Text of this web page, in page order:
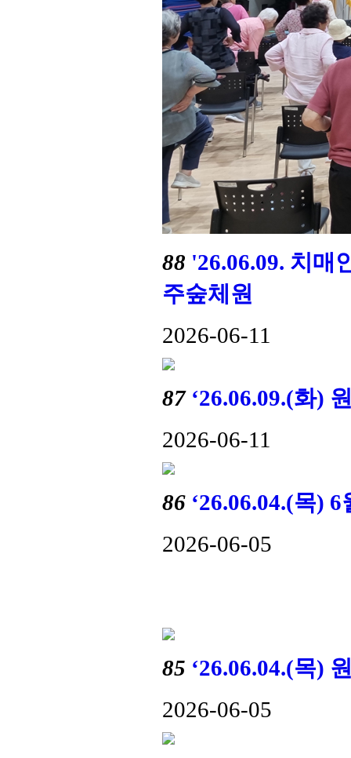
88 '26.06.09. 치매
주숲체원
2026-06-11
87 ‘26.06.09.(화)
2026-06-11
86 ‘26.06.04.(목)
2026-06-05
85 ‘26.06.04.(목)
2026-06-05